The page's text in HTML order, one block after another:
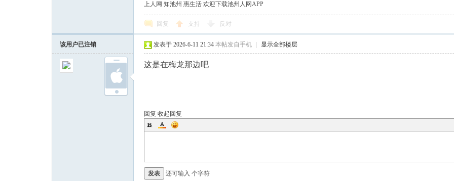
上人网 知池州 惠生活 欢迎下载池州人网APP
回复 支持 反对
该用户已注销 发表于 2026-6-11 21:34 本帖发自手机 显示全部楼层
这是在梅龙那边吧
回复 收起回复
发表 还可输入 个字符